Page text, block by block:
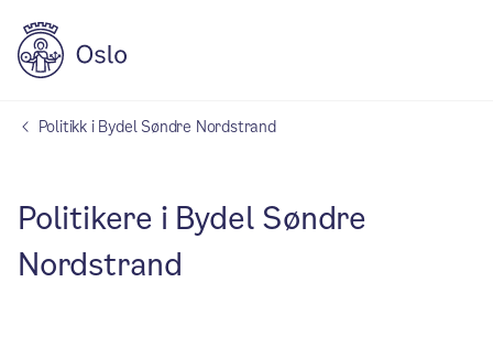
Politikk i Bydel Søndre Nordstrand
Politikere i Bydel Søndre
Nordstrand